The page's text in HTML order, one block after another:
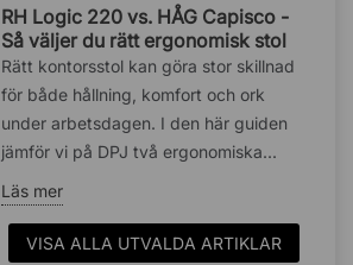
RH Logic 220 vs. HÅG Capisco -
Så väljer du rätt ergonomisk stol
Rätt kontorsstol kan göra stor skillnad
för både hållning, komfort och ork
under arbetsdagen. I den här guiden
jämför vi på DPJ två ergonomiska...
Läs mer
VISA ALLA UTVALDA ARTIKLAR